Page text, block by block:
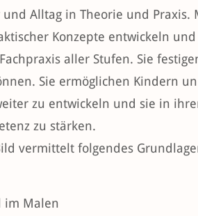
Alltag in Theorie und Praxis.
Konzepte entwickeln
aller Stufen. Sie
Sie ermöglichen Kindern
zu entwickeln und sie in
zu stärken.
vermittelt folgendes
im Malen